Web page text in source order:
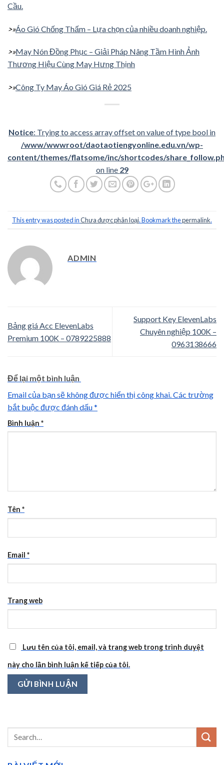
Cầu.
>»Áo Gió Chống Thấm – Lựa chọn của nhiều doanh nghiệp.
>»May Nón Đồng Phục – Giải Pháp Nâng Tầm Hình Ảnh
Thương Hiệu Cùng May Hưng Thịnh
>»Công Ty May Áo Gió Giá Rẻ 2025
Notice: Trying to access array offset on value of type bool in
/www/wwwroot/daotaotiengyonline.edu.vn/wp-
content/themes/flatsome/inc/shortcodes/
on line 29
This entry was posted inChưa được phân loại. Bookmark thepermalink.
ADMIN
Bảng giá Acc ElevenLabs
Premium 100K – 0789225888
Support Key ElevenLabs
Chuyên nghiệp 100K –
0963138666
Để lại một bình luận
Email của bạn sẽ không được hiển thị công khai. Các trường
bắt buộc được đánh dấu*
Bình luận *
Tên *
Email *
Trang web
Lưu tên của tôi, email, và trang web trong trình duyệt
này cho lần bình luận kế tiếp của tôi.